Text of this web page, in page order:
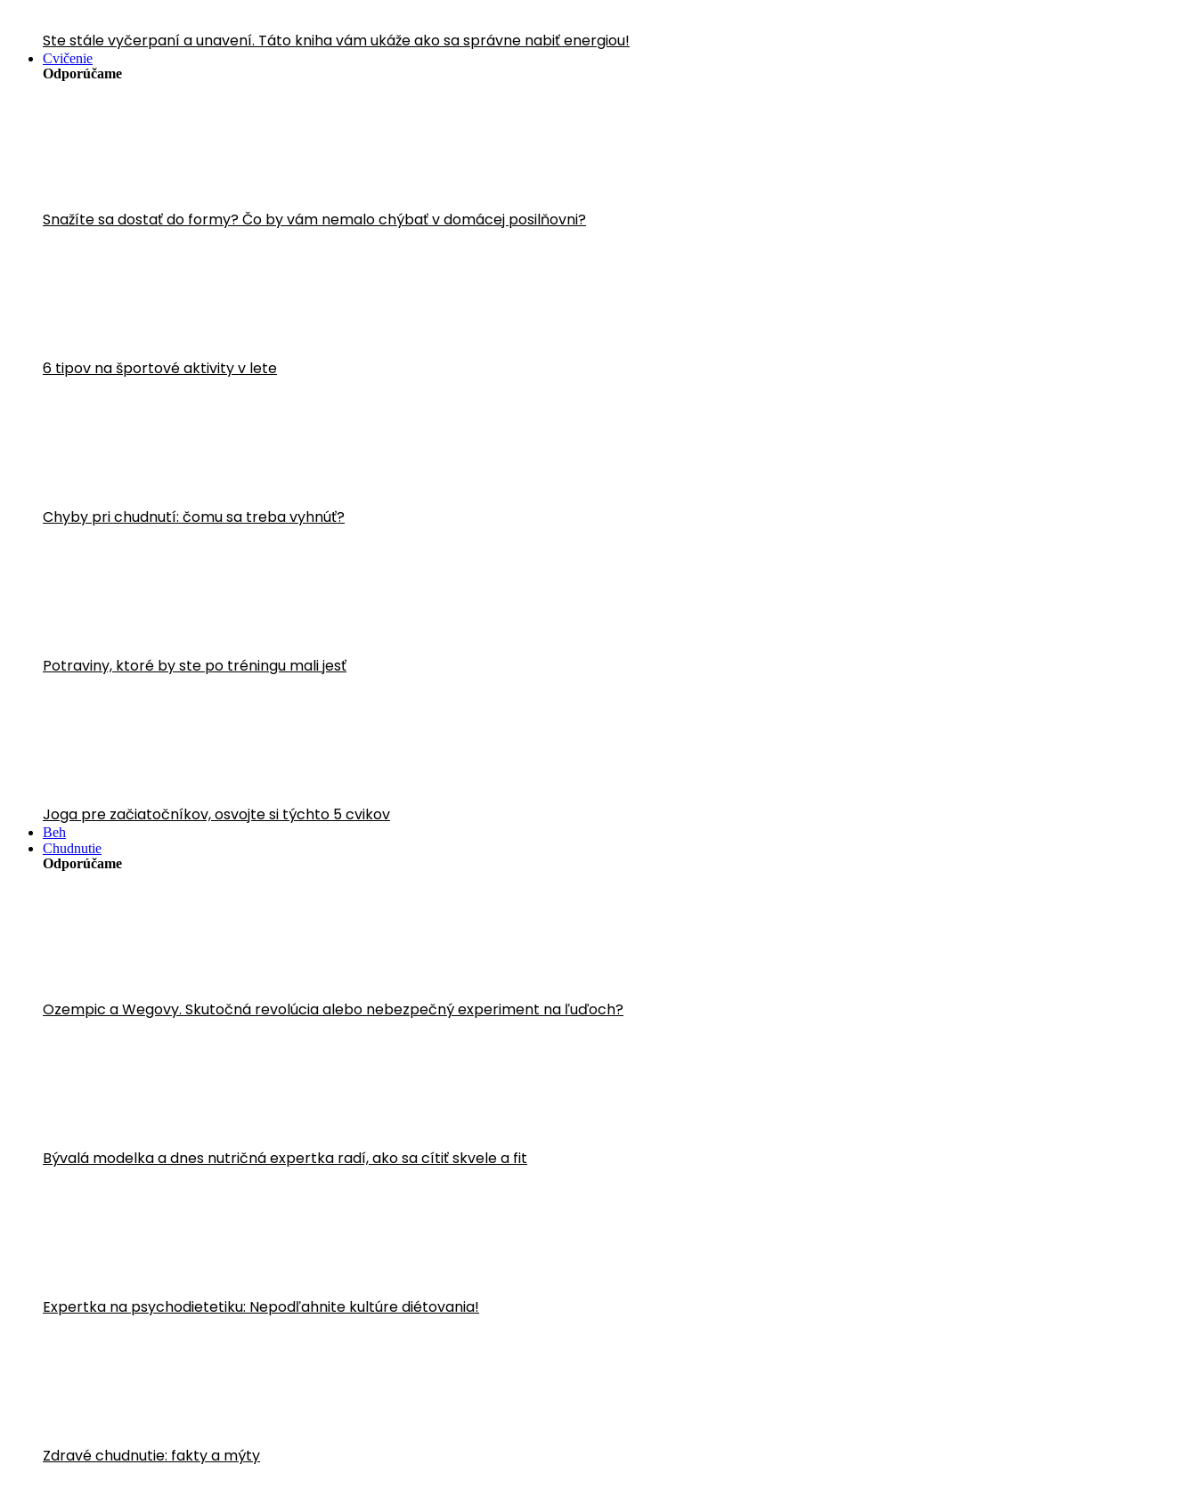
Ste stále vyčerpaní a unavení. Táto kniha vám ukáže ako sa správne nabiť energiou!
Cvičenie
Odporúčame
Snažíte sa dostať do formy? Čo by vám nemalo chýbať v domácej posilňovni?
6 tipov na športové aktivity v lete
Chyby pri chudnutí: čomu sa treba vyhnúť?
Potraviny, ktoré by ste po tréningu mali jesť
Joga pre začiatočníkov, osvojte si týchto 5 cvikov
Beh
Chudnutie
Odporúčame
Ozempic a Wegovy. Skutočná revolúcia alebo nebezpečný experiment na ľuďoch?
Bývalá modelka a dnes nutričná expertka radí, ako sa cítiť skvele a fit
Expertka na psychodietetiku: Nepodľahnite kultúre diétovania!
Zdravé chudnutie: fakty a mýty